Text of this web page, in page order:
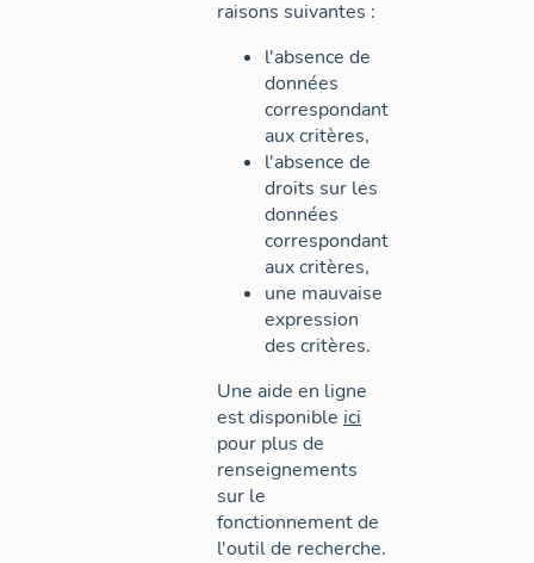
raisons suivantes :
l'absence de
données
correspondant
aux critères,
l'absence de
droits sur les
données
correspondant
aux critères,
une mauvaise
expression
des critères.
Une aide en ligne
est disponible ici
pour plus de
renseignements
sur le
fonctionnement de
l'outil de recherche.